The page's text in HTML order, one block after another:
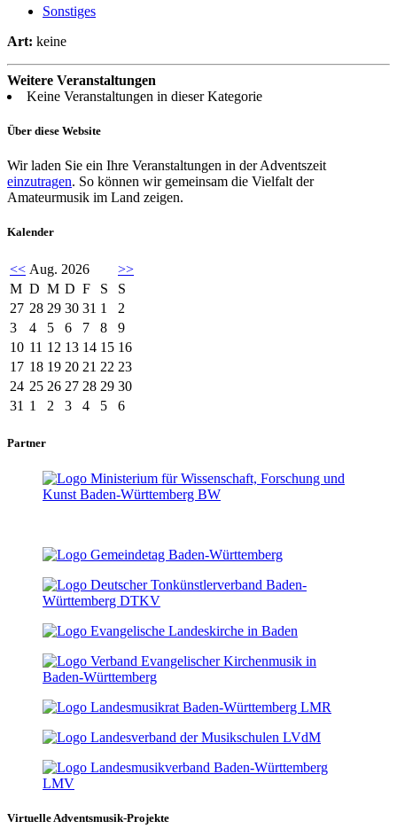
Sonstiges
Art: keine
Weitere Veranstaltungen
Keine Veranstaltungen in dieser Kategorie
Über diese Website
Wir laden Sie ein Ihre Veranstaltungen in der Adventszeit
einzutragen. So können wir gemeinsam die Vielfalt der
Amateurmusik im Land zeigen.
Kalender
<< Aug. 2026
>>
M D M D F S
S
27 28 29 30 31 1
2
3
4 5 6 7 8
9
10 11 12 13 14 15 16
17 18 19 20 21 22 23
24 25 26 27 28 29 30
31 1 2 3 4 5 6
Partner
Virtuelle Adventsmusik-Projekte